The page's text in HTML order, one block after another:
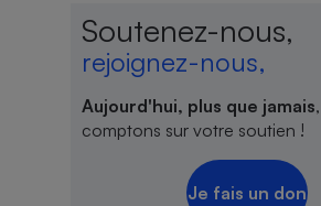
Soutenez-nous,
rejoignez-nous,
Aujourd'hui, plus que jamais
comptons sur votre soutien !
Je fais un don